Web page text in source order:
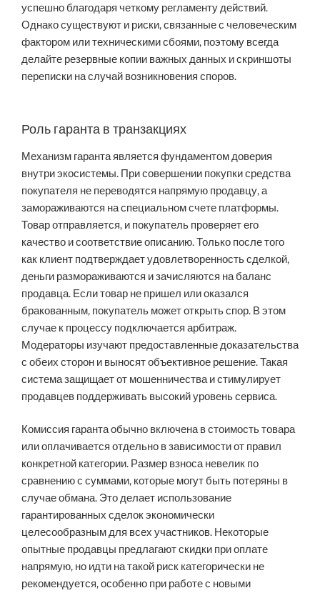
успешно благодаря четкому регламенту действий.
Однако существуют и риски, связанные с человеческим
фактором или техническими сбоями, поэтому всегда
делайте резервные копии важных данных и скриншоты
переписки на случай возникновения споров.
Роль гаранта в транзакциях
Механизм гаранта является фундаментом доверия
внутри экосистемы. При совершении покупки средства
покупателя не переводятся напрямую продавцу, а
замораживаются на специальном счете платформы.
Товар отправляется, и покупатель проверяет его
качество и соответствие описанию. Только после того
как клиент подтверждает удовлетворенность сделкой,
деньги размораживаются и зачисляются на баланс
продавца. Если товар не пришел или оказался
бракованным, покупатель может открыть спор. В этом
случае к процессу подключается арбитраж.
Модераторы изучают предоставленные доказательства
с обеих сторон и выносят объективное решение. Такая
система защищает от мошенничества и стимулирует
продавцев поддерживать высокий уровень сервиса.
Комиссия гаранта обычно включена в стоимость товара
или оплачивается отдельно в зависимости от правил
конкретной категории. Размер взноса невелик по
сравнению с суммами, которые могут быть потеряны в
случае обмана. Это делает использование
гарантированных сделок экономически
целесообразным для всех участников. Некоторые
опытные продавцы предлагают скидки при оплате
напрямую, но идти на такой риск категорически не
рекомендуется, особенно при работе с новыми